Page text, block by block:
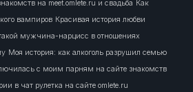
на meet.omlete.ru и свадьба Как
вампиров Красивая история любви
мужчина-нарцисс в отношениях
Моя история: как алкоголь разрушил семью
с моим парням на сайте знакомств
в чат рулетка на сайте omlete.ru